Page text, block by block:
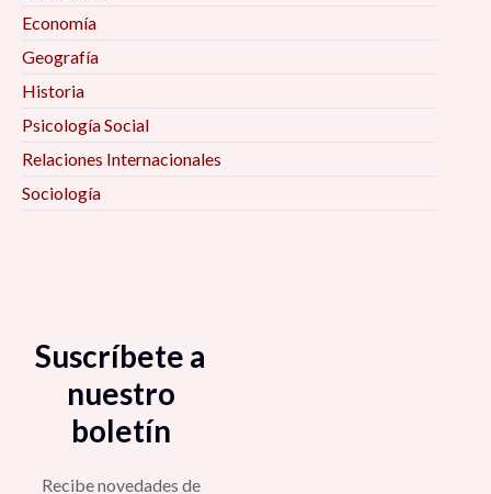
Economía
Geografía
Historia
Psicología Social
Relaciones Internacionales
Sociología
Suscríbete a
nuestro
boletín
Recibe novedades de